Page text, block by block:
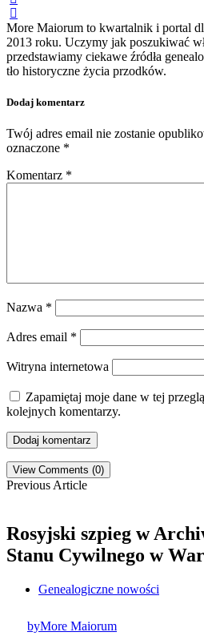
More Maiorum to kwartalnik i portal
2013 roku. Uczymy jak poszukiwać
przedstawiamy ciekawe źródła
tło historyczne życia przodków.
Dodaj komentarz
Twój adres email nie zostanie
oznaczone *
Komentarz *
Nazwa *
Adres email *
Witryna internetowa
Zapamiętaj moje dane w tej
kolejnych komentarzy.
View Comments (0)
Previous Article
Rosyjski szpieg w
Stanu Cywilnego w
Genealogiczne nowości
byMore Maiorum